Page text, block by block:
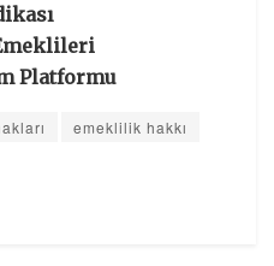
Platformu
emeklilik hakkı